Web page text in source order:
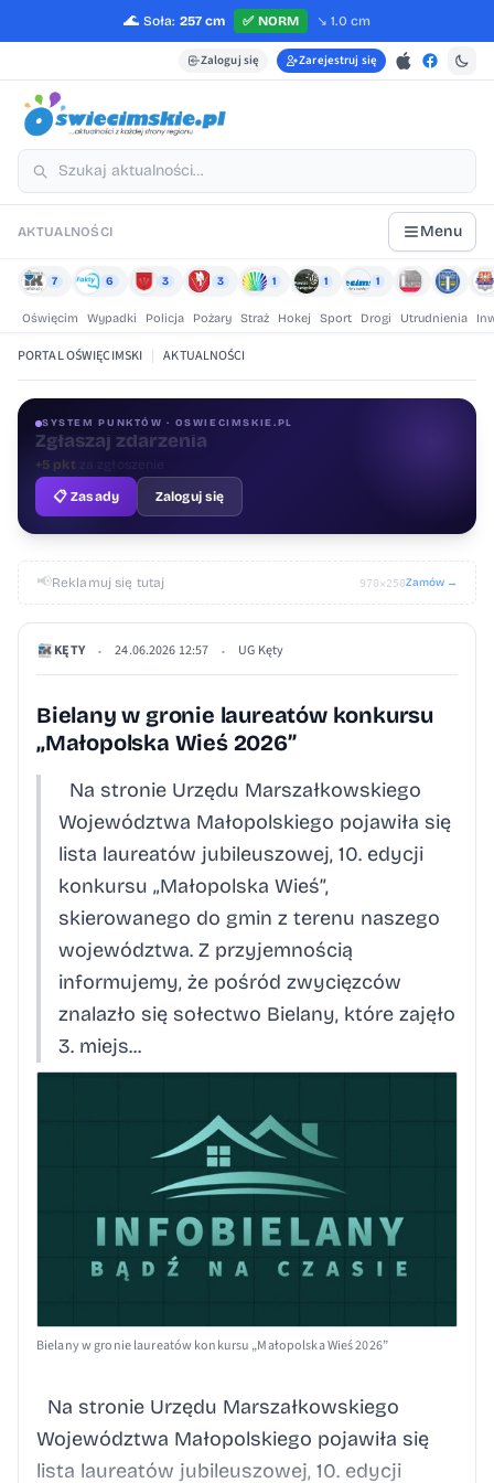
🌊 Soła: 257 cm ✅ NORM ↘️1.0 cm
Zaloguj się Zarejestruj się
AKTUALNOŚCI Menu
7 6 3 3 1 1 1
Oświęcim Wypadki Policja Pożary Straż Hokej Sport Drogi Utrudnienia
PORTAL OŚWIĘCIMSKI | AKTUALNOŚCI
SYSTEM PUNKTÓW · OSWIECIMSKIE.PL
Oceniaj treści
+1 pktza ocenę
📋 Zasady
Zaloguj się
📢Reklamuj się tutaj 970×250Zamów →
KĘTY • 24.06.2026 12:57 • UG Kęty
Bielany w gronie laureatów konkursu
„Małopolska Wieś 2026”
Na stronie Urzędu Marszałkowskiego
Województwa Małopolskiego pojawiła się
lista laureatów jubileuszowej, 10. edycji
konkursu „Małopolska Wieś”,
skierowanego do gmin z terenu naszego
województwa. Z przyjemnością
informujemy, że pośród zwycięzców
znalazło się sołectwo Bielany, które zajęło
3. miejs...
Bielany w gronie laureatów konkursu „Małopolska Wieś 2026”
Na stronie Urzędu Marszałkowskiego
Województwa Małopolskiego pojawiła się
lista laureatów jubileuszowej, 10. edycji